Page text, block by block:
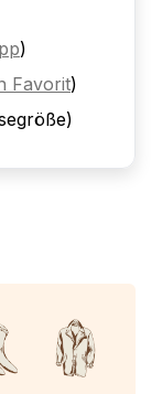
)
Favorit)